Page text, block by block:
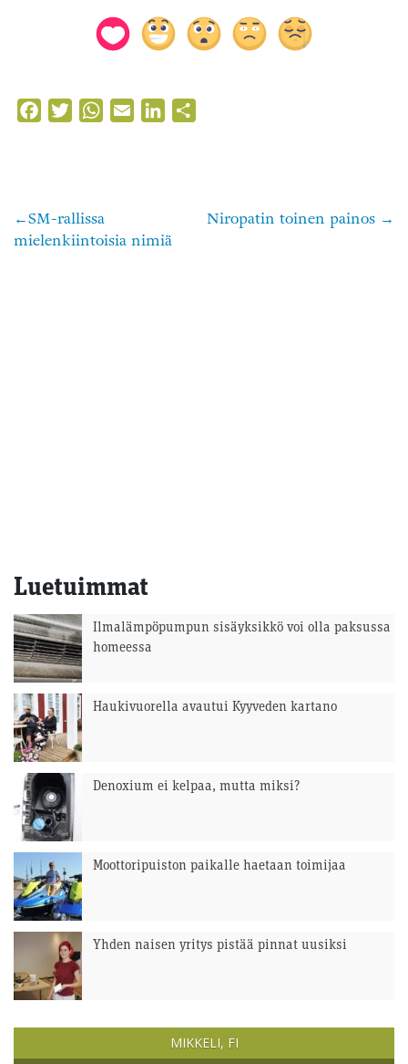
FacebookTwitterWhatsApp
Email LinkedIn
Artikkelien
SM-rallissa
mielenkiintoisia nimiä
Niropatin toinen painos
Luetuimmat
Ilmalämpöpumpun sisäyksikkö voi olla paksussa
homeessa
Haukivuorella avautui Kyyveden kartano
Denoxium ei kelpaa, mutta miksi?
Moottoripuiston paikalle haetaan toimijaa
Yhden naisen yritys pistää pinnat uusiksi
MIKKELI, FI